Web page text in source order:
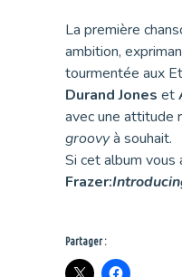
La première
ambition,
tourmentée aux
Durand Jones et
avec une attitude
groovyà souhait.
Si cet album vous
Frazer:
Partager :